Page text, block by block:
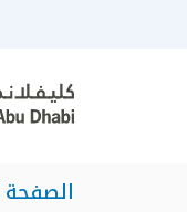
الصفحة